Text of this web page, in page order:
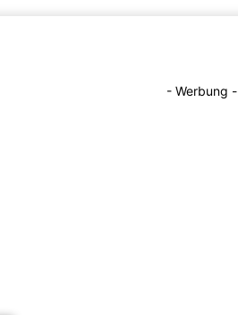
- Werbung -